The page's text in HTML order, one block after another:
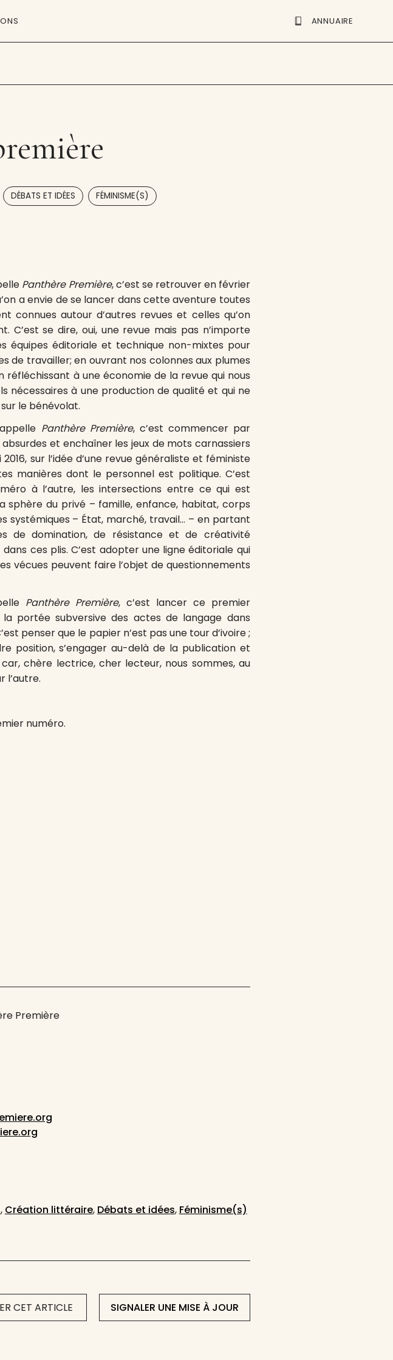
ANNUAIRE
DÉBATS ET IDÉES FÉMINISME(S)
Panthère Première, c’est se retrouver en février
a envie de se lancer dans cette aventure toutes
connues autour d’autres revues et celles qu’on
C’est se dire, oui, une revue mais pas n’importe
équipes éditoriale et technique non-mixtes pour
de travailler; en ouvrant nos colonnes aux plumes
réfléchissant à une économie de la revue qui nous
nécessaires à une production de qualité et qui ne
le bénévolat.
Panthère Première, c’est commencer par
et enchaîner les jeux de mots carnassiers
sur l’idée d’une revue généraliste et féministe
manières dont le personnel est politique. C’est
à l’autre, les intersections entre ce qui est
sphère du privé – famille, enfance, habitat, corps
systémiques – État, marché, travail… – en partant
de domination, de résistance et de créativité
ces plis. C’est adopter une ligne éditoriale qui
vécues peuvent faire l’objet de questionnements
Panthère Première, c’est lancer ce premier
portée subversive des actes de langage dans
penser que le papier n’est pas une tour d’ivoire ;
position, s’engager au-delà de la publication et
chère lectrice, cher lecteur, nous sommes, au
l’autre.
numéro.
Première
, Création littéraire, Débats et idées, Féminisme(s)
CET ARTICLE SIGNALER UNE MISE À JOUR